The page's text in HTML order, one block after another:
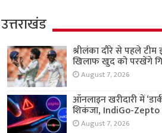
उत्तराखंड
श्रीलंका दौरे से पहले टीम
खिलाफ खुद को परखेंगे
August 7, 2026
ऑनलाइन खरीदारी में
शिकंजा, IndiGo-Zepto
August 7, 2026